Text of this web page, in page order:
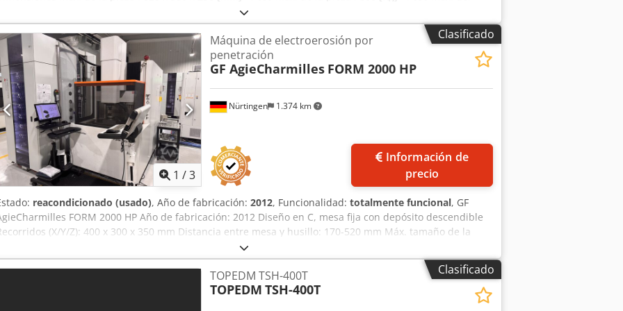
electrodo : 50 [Kg] - Eje C : 0 - 100 [Rev./min] ALIMENTACIÓN ELÉCTRICA - Tensión de alimentación : 400
- Potencia instalada : 9.1 [kVA] DIMENSIONES TOTALES - Dimensiones en el suelo : 4.700 x 2.750 [mm] -
máquina : 2.680 [mm] - Peso de la máquina : 3.830 [Kg] - Horas de trabajo : 13659 [h]
- CNC : AGIEVISION 5 Credpfx Ajwl Rh Nei Isf - Robot de carga / descarga - Extremo de
: EROWA - Capacidad dieléctrica : 600 [l]
Clasificado
1 /3
Nürtingen 1.374 km
Máquina de electroerosión por
penetración
GF AgieCharmilles FORM 2000 HP
precio
reacondicionado (usado), Año de fabricación: 2012, Funcionalidad: totalmente funcional, GF
FORM 2000 HP Año de fabricación: 2012 Diseño en C, mesa fija con depósito descendible
(X/Y/Z): 400 x 300 x 350 mm Distancia entre mesa y husillo: 170-520 mm Máx. tamaño de la
pieza (L x A x H): 820 x 580 x 250 mm Máx. peso de la pieza: 800 kg Eje C integrado para rotación, indexado
erosión (U=0-100 rpm) Portapinzas neumático a elección (Erowa/3R Systems) Generador ISPG de 60
Amperios Mejor acabado superficial alcanzable: Ra 0,10 µm Interfaz de control AGIEVISION 5 Pantalla LCD
color de 15”, ratón o pantalla táctil, teclado elevable y mando manual Incluye robot EROWA ERC 80 -
Cambiador de electrodos Cjdpfx Aeyniyusi Ijrf - Cambiador de pallets Peso neto de la máquina: 3.830 kg
Clasificado
TOPEDM TSH-400T
TOPEDM TSH-400T